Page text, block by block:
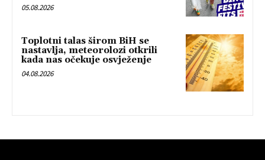
05.08.2026
Toplotni talas širom BiH se
nastavlja, meteorolozi otkrili
kada nas očekuje osvježenje
04.08.2026